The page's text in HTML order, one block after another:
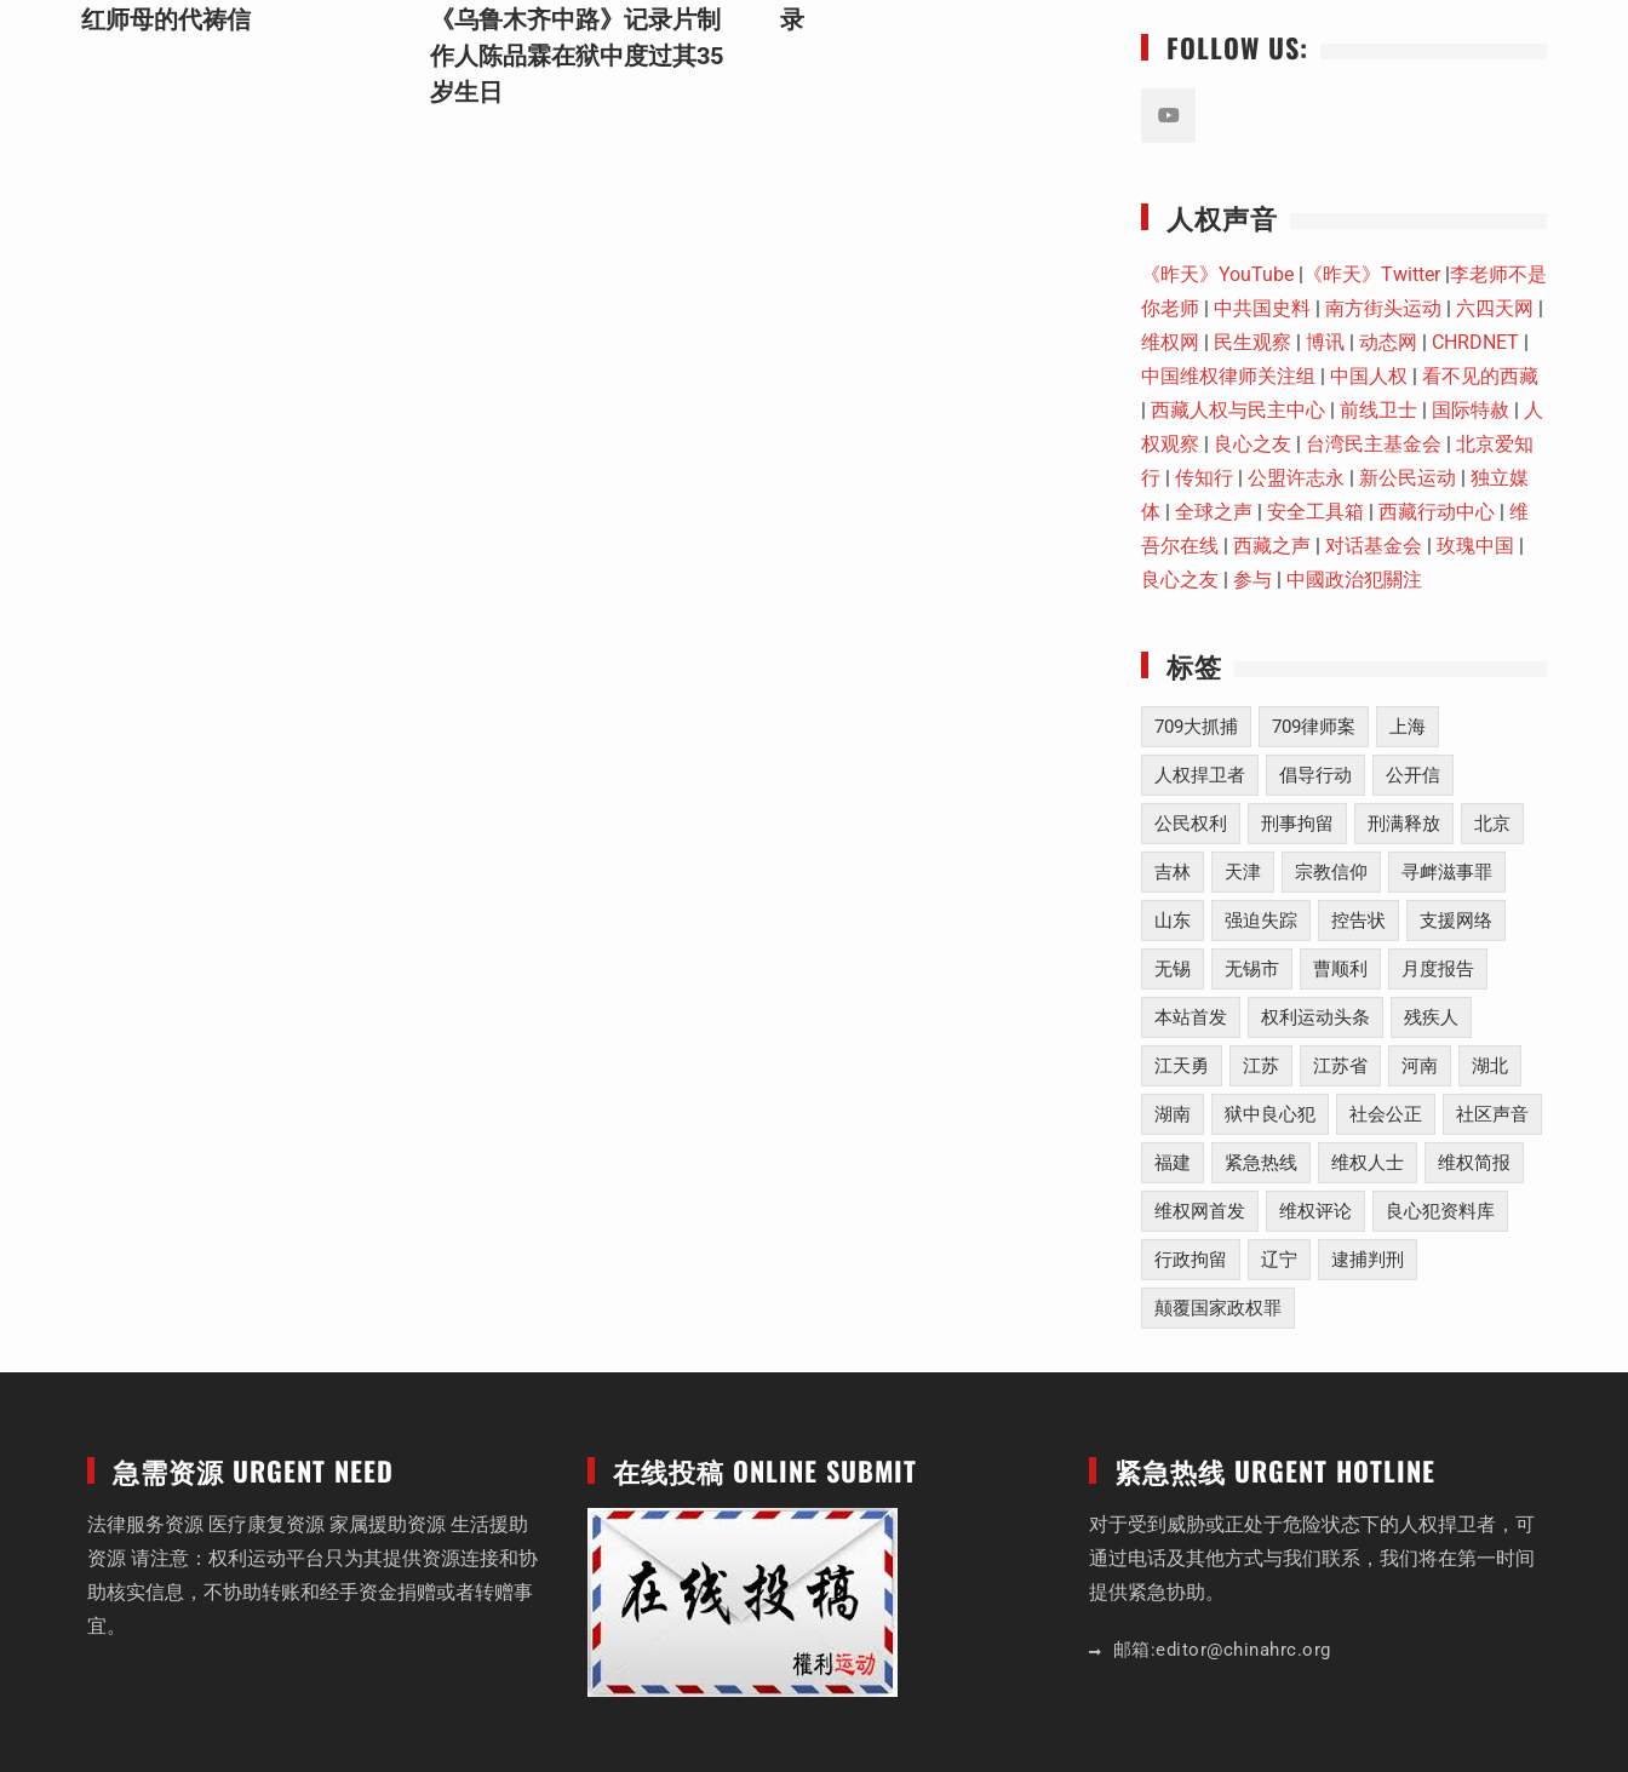
红⁩师母的代祷信
《乌鲁木齐中路》记录片制
作人陈品霖在狱中度过其35
岁生日
录
FOLLOW US:
人权声音
《昨天》YouTube | 《昨天》Twitter|李老师不是
你老师 | 中共国史料 | 南方街头运动 | 六四天网 |
维权网 | 民生观察 | 博讯 | 动态网 | CHRDNET |
中国维权律师关注组 | 中国人权 | 看不见的西藏
| 西藏人权与民主中心 | 前线卫士 | 国际特赦 | 人
权观察 | 良心之友 | 台湾民主基金会 | 北京爱知
行 | 传知行 | 公盟许志永 | 新公民运动 | 独立媒
体 | 全球之声 | 安全工具箱 | 西藏行动中心 | 维
吾尔在线 | 西藏之声 | 对话基金会 | 玫瑰中国 |
良心之友 | 参与 | 中國政治犯關注
标签
709大抓捕 709律师案 上海
人权捍卫者 倡导行动 公开信
公民权利 刑事拘留 刑满释放 北京
吉林 天津 宗教信仰 寻衅滋事罪
山东 强迫失踪 控告状 支援网络
无锡 无锡市 曹顺利 月度报告
本站首发 权利运动头条 残疾人
江天勇 江苏 江苏省 河南 湖北
湖南 狱中良心犯 社会公正 社区声音
福建 紧急热线 维权人士 维权简报
维权网首发 维权评论 良心犯资料库
行政拘留 辽宁 逮捕判刑
颠覆国家政权罪
急需资源 URGENT NEED
法律服务资源 医疗康复资源 家属援助资源 生活援助
资源 请注意：权利运动平台只为其提供资源连接和协
助核实信息，不协助转账和经手资金捐赠或者转赠事
宜。
在线投稿 ONLINE SUBMIT 紧急热线 URGENT HOTLINE
对于受到威胁或正处于危险状态下的人权捍卫者，可
通过电话及其他方式与我们联系，我们将在第一时间
提供紧急协助。
邮箱:editor@chinahrc.org